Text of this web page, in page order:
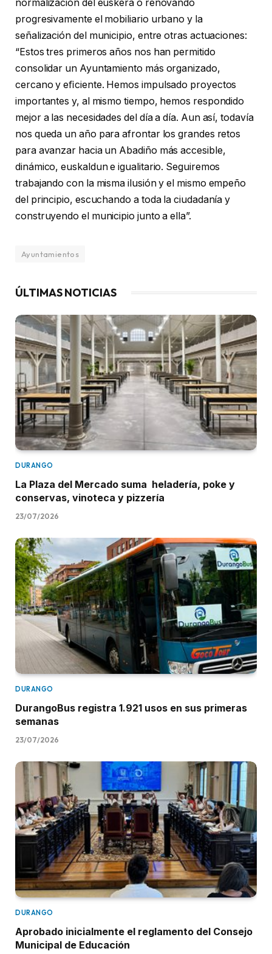
normalización del euskera o renovando
progresivamente el mobiliario urbano y la
señalización del municipio, entre otras actuaciones:
“Estos tres primeros años nos han permitido
consolidar un Ayuntamiento más organizado,
cercano y eﬁciente. Hemos impulsado proyectos
importantes y, al mismo tiempo, hemos respondido
mejor a las necesidades del día a día. Aun así, todavía
nos queda un año para afrontar los grandes retos
para avanzar hacia un Abadiño más accesible,
dinámico, euskaldun e igualitario. Seguiremos
trabajando con la misma ilusión y el mismo empeño
del principio, escuchando a toda la ciudadanía y
construyendo el municipio junto a ella”.
Ayuntamientos
ÚLTIMAS NOTICIAS
DURANGO
La Plaza del Mercado suma heladería, poke y
conservas, vinoteca y pizzería
23/07/2026
DURANGO
DurangoBus registra 1.921 usos en sus primeras
semanas
23/07/2026
DURANGO
Aprobado inicialmente el reglamento del Consejo
Municipal de Educación